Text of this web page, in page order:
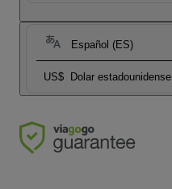
Español (ES)
US$ Dolar estadounidense